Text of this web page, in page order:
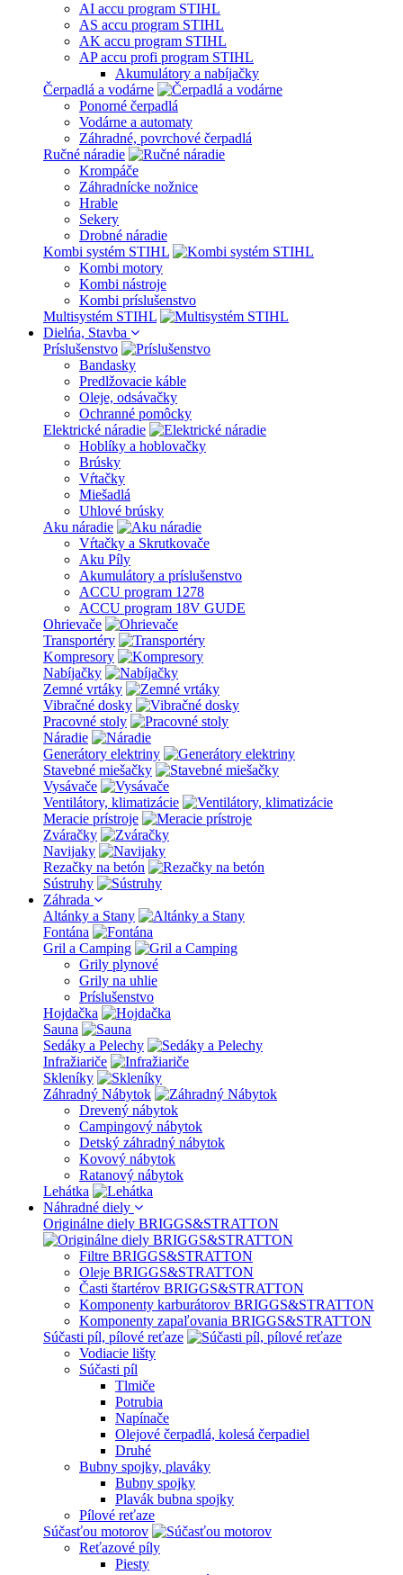
AI accu program STIHL
AS accu program STIHL
AK accu program STIHL
AP accu profi program STIHL
Akumulátory a nabíjačky
Čerpadlá a vodárne
Ponorné čerpadlá
Vodárne a automaty
Záhradné, povrchové čerpadlá
Ručné náradie
Krompáče
Záhradnícke nožnice
Hrable
Sekery
Drobné náradie
Kombi systém STIHL
Kombi motory
Kombi nástroje
Kombi príslušenstvo
Multisystém STIHL
Dielńa, Stavba
Príslušenstvo
Bandasky
Predlžovacie káble
Oleje, odsávačky
Ochranné pomôcky
Elektrické náradie
Hoblíky a hoblovačky
Brúsky
Vŕtačky
Miešadlá
Uhlové brúsky
Aku náradie
Vŕtačky a Skrutkovače
Aku Píly
Akumulátory a príslušenstvo
ACCU program 1278
ACCU program 18V GUDE
Ohrievače
Transportéry
Kompresory
Nabíjačky
Zemné vrtáky
Vibračné dosky
Pracovné stoly
Náradie
Generátory elektriny
Stavebné miešačky
Vysávače
Ventilátory, klimatizácie
Meracie prístroje
Zváračky
Navijaky
Rezačky na betón
Sústruhy
Záhrada
Altánky a Stany
Fontána
Gril a Camping
Grily plynové
Grily na uhlie
Príslušenstvo
Hojdačka
Sauna
Sedáky a Pelechy
Infražiariče
Skleníky
Záhradný Nábytok
Drevený nábytok
Campingový nábytok
Detský záhradný nábytok
Kovový nábytok
Ratanový nábytok
Lehátka
Náhradné diely
Originálne diely BRIGGS&STRATTON
Filtre BRIGGS&STRATTON
Oleje BRIGGS&STRATTON
Časti štartérov BRIGGS&STRATTON
Komponenty karburátorov BRIGGS&STRATTON
Komponenty zapaľovania BRIGGS&STRATTON
Súčasti píl, pílové reťaze
Vodiacie lišty
Súčasti píl
Tlmiče
Potrubia
Napínače
Olejové čerpadlá, kolesá čerpadiel
Druhé
Bubny spojky, plaváky
Bubny spojky
Plavák bubna spojky
Pílové reťaze
Súčasťou motorov
Reťazové píly
Piesty